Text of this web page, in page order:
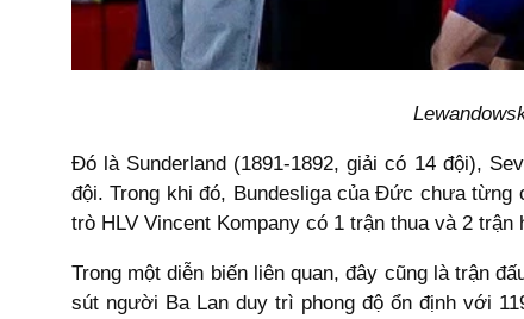
Đó là Sunderland (1891-1892, giải có 14 đội),
đội. Trong khi đó, Bundesliga của Đức chưa từng
trò HLV Vincent Kompany có 1 trận thua và 2 trận
Trong một diễn biến liên quan, đây cũng là trận
sút người Ba Lan duy trì phong độ ổn định với